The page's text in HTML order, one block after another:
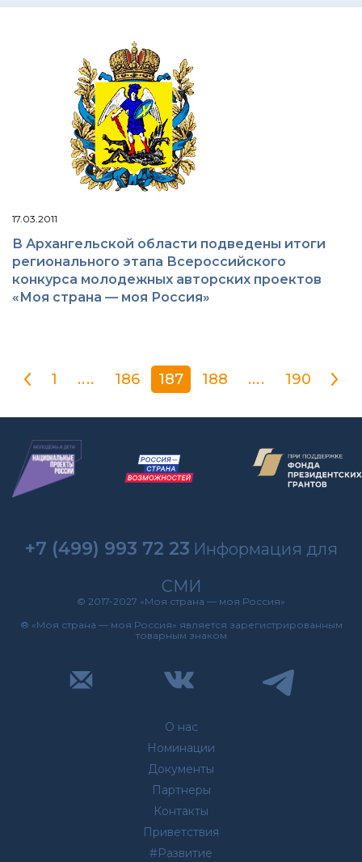
17.03.2011
В Архангельской области подведены итоги
регионального этапа Всероссийского
конкурса молодежных авторских проектов
«Моя страна — моя Россия»
1 .... 186 187 188 .... 190
О нас
Номинации
Документы
Партнеры
Контакты
Приветствия
#Развитие
+7 (499) 993 72 23 Информация для
СМИ
© 2017-2027 «Моя страна — моя Россия»
® «Моя страна — моя Россия» является зарегистрированным
товарным знаком